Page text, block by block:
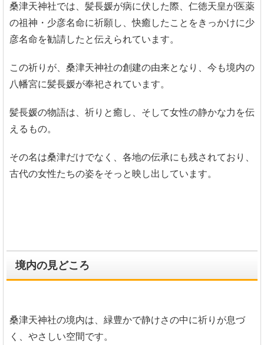
桑津天神社では、髪長媛が病に伏した際、仁徳天皇が医薬
の祖神・少彦名命に祈願し、快癒したことをきっかけに少
彦名命を勧請したと伝えられています。
この祈りが、桑津天神社の創建の由来となり、今も境内の
八幡宮に髪長媛が奉祀されています。
髪長媛の物語は、祈りと癒し、そして女性の静かな力を伝
えるもの。
その名は桑津だけでなく、各地の伝承にも残されており、
古代の女性たちの姿をそっと映し出しています。
境内の見どころ
桑津天神社の境内は、緑豊かで静けさの中に祈りが息づ
く、やさしい空間です。